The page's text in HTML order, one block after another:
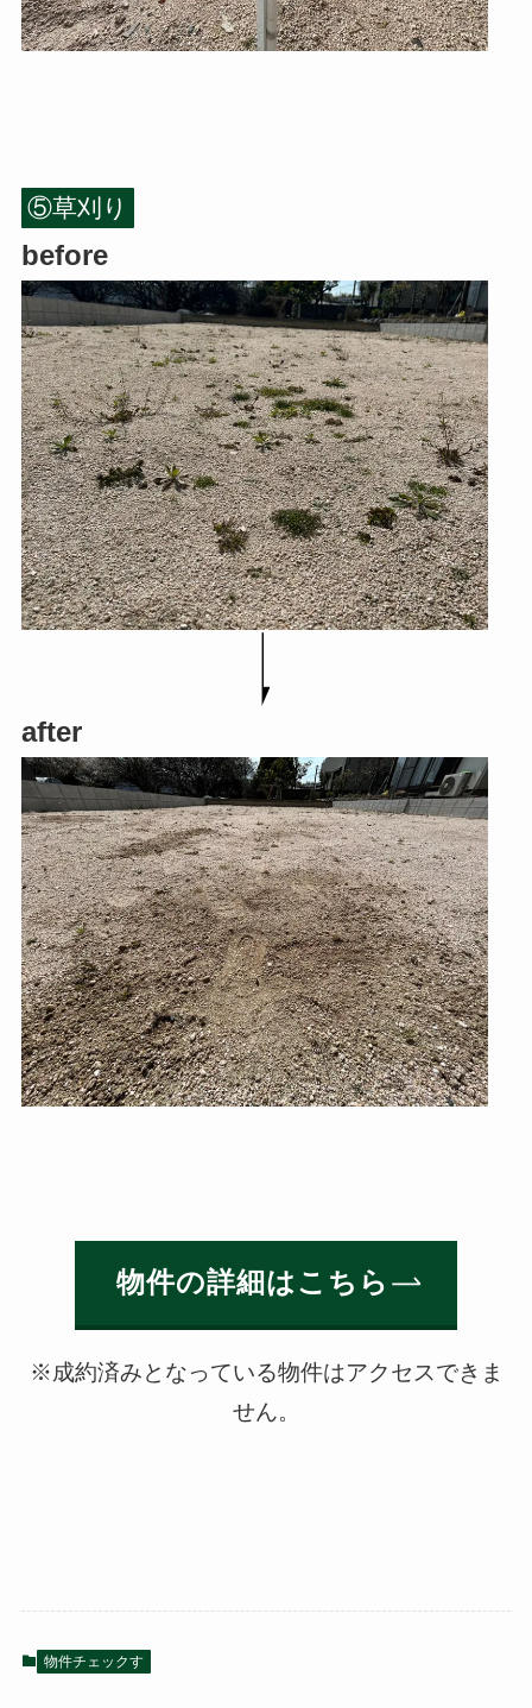
⑤草刈り
before
after
物件の詳細はこちら
※成約済みとなっている物件はアクセスできま
せん。
物件チェックす